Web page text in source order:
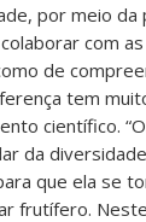
por meio da
com
de
tem
científico.
da
que ela se
frutífero.